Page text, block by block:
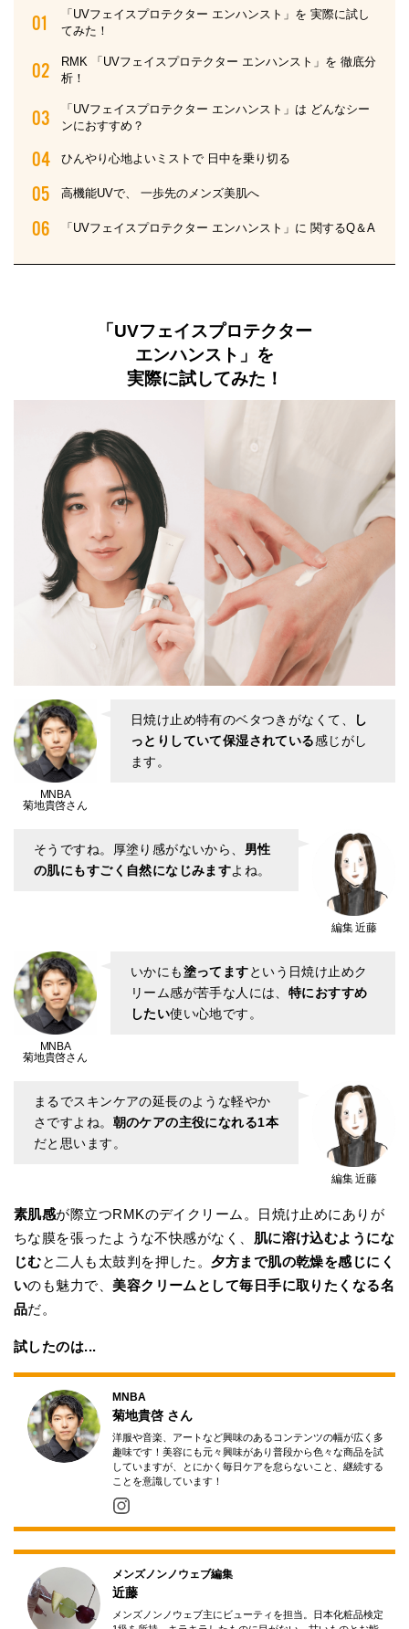
「UVフェイスプロテクター エンハンスト」を 実際に試し
てみた！
RMK 「UVフェイスプロテクター エンハンスト」を 徹底分
析！
「UVフェイスプロテクター エンハンスト」は どんなシー
ンにおすすめ？
ひんやり心地よいミストで 日中を乗り切る
高機能UVで、 一歩先のメンズ美肌へ
「UVフェイスプロテクター エンハンスト」に 関するQ＆A
「UVフェイスプロテクター
エンハンスト」を
実際に試してみた！
MNBA
菊地貴啓さん
日焼け止め特有のベタつきがなくて、
し
っとりしていて保湿されている感じがし
ます。
編集 近藤
そうですね。厚塗り感がないから、 男性
の肌にもすごく自然になじみますよね。
MNBA
菊地貴啓さん
いかにも塗ってますという日焼け止めク
リーム感が苦手な人には、 特におすすめ
したい使い心地です。
編集 近藤
まるでスキンケアの延長のような軽やか
さですよね。 朝のケアの主役になれる1本
だと思います。
素肌感が際立つRMKのデイクリーム。日焼け止めにありが
ちな膜を張ったような不快感がなく、 肌に溶け込むようにな
じむと二人も太鼓判を押した。 夕方まで肌の乾燥を感じにく
いのも魅力で、美容クリームとして毎日手に取りたくなる名
品だ。
試したのは...
MNBA
菊地貴啓 さん
洋服や音楽、アートなど興味のあるコンテンツの幅が広く多
趣味です！美容にも元々興味があり普段から色々な商品を試
していますが、とにかく毎日ケアを怠らないこと、継続する
ことを意識しています！
メンズノンノウェブ編集
近藤
メンズノンノウェブ主にビューティを担当。日本化粧品検定